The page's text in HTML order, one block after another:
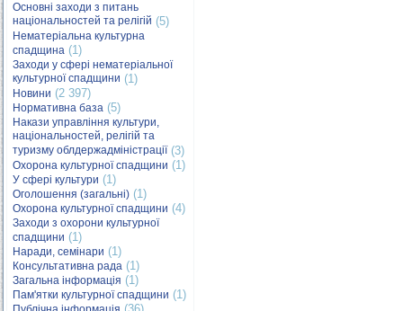
Основні заходи з питань
національностей та релігій (5)
Нематеріальна культурна
спадщина (1)
Заходи у сфері нематеріальної
культурної спадщини (1)
Новини (2 397)
Нормативна база (5)
Накази управління культури,
національностей, релігій та
туризму облдержадміністрації(3)
Охорона культурної спадщини (1)
У сфері культури (1)
Оголошення (загальні) (1)
Охорона культурної спадщини (4)
Заходи з охорони культурної
спадщини (1)
Наради, семінари (1)
Консультативна рада (1)
Загальна інформація (1)
Пам'ятки культурної спадщини (1)